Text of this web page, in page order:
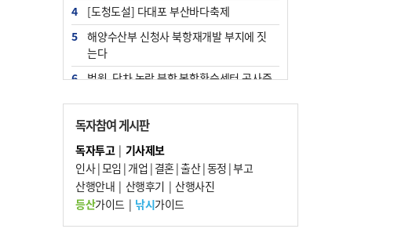
4
[도청도설] 다대포 부산바다축제
5
해양수산부 신청사 북항재개발 부지에 짓
는다
6
법원, 단차 논란 북항 복합환승센터 공사중
7
지역 상권도 말라죽을 판이라…가뭄 속 밀
양물축제 강행 논란
8
통영시민 추석 전 35만 원 받는다
9
부산 철강공장 50대 노동자 추락사
10 국힘 부산시당, ‘정이한 조력’ 시의원 윤리
위에…‘한동훈 지지’도 신고접수
독자참여 게시판
독자투고| 기사제보
인사|모임 | 개업 | 결혼|출산|동정 |부고
산행안내 | 산행후기 | 산행사진
등산가이드| 낚시가이드